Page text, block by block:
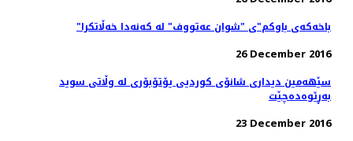
"باخەکەی باوکم"ی "شوان عەتووف" لە کەنەدا خەڵاتکرا
26 December 2016
سێهەمین دیداری شانۆی کوردیی یۆتۆبۆری لە وڵاتی سوید
به‌ڕێوه‌ده‌چێت
23 December 2016